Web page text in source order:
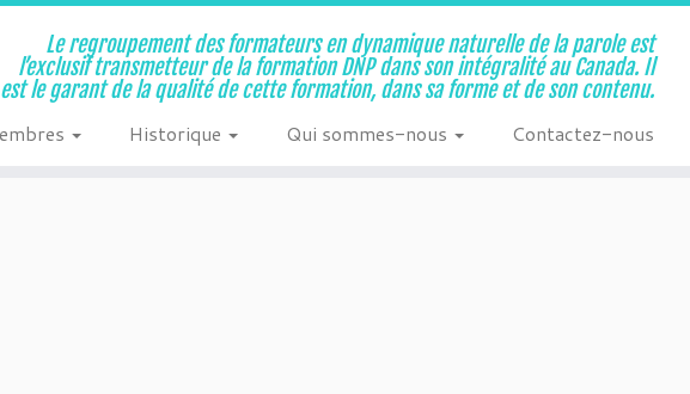
Le regroupement des formateurs en dynamique naturelle de la parole est
l’exclusif transmetteur de la formation DNP dans son intégralité au Canada. Il
est le garant de la qualité de cette formation, dans sa forme et de son contenu.
Historique Qui sommes-nous Contactez-nous